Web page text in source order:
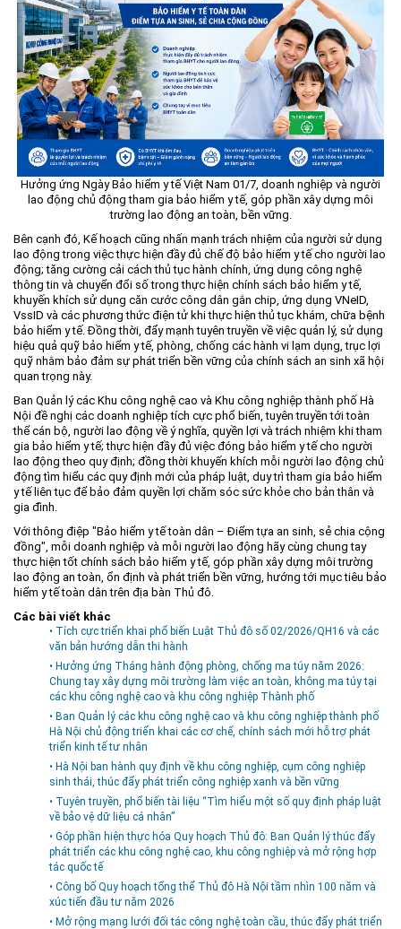
Hưởng ứng Ngày Bảo hiểm y tế Việt Nam 01/7, doanh nghiệp và người
lao động chủ động tham gia bảo hiểm y tế, góp phần xây dựng môi
trường lao động an toàn, bền vững.
Bên cạnh đó, Kế hoạch cũng nhấn mạnh trách nhiệm của người sử dụng
lao động trong việc thực hiện đầy đủ chế độ bảo hiểm y tế cho người lao
động; tăng cường cải cách thủ tục hành chính, ứng dụng công nghệ
thông tin và chuyển đổi số trong thực hiện chính sách bảo hiểm y tế,
khuyến khích sử dụng căn cước công dân gắn chip, ứng dụng VNeID,
VssID và các phương thức điện tử khi thực hiện thủ tục khám, chữa bệnh
bảo hiểm y tế. Đồng thời, đẩy mạnh tuyên truyền về việc quản lý, sử dụng
hiệu quả quỹ bảo hiểm y tế, phòng, chống các hành vi lạm dụng, trục lợi
quỹ nhằm bảo đảm sự phát triển bền vững của chính sách an sinh xã hội
quan trọng này.
Ban Quản lý các Khu công nghệ cao và Khu công nghiệp thành phố Hà
Nội đề nghị các doanh nghiệp tích cực phổ biến, tuyên truyền tới toàn
thể cán bộ, người lao động về ý nghĩa, quyền lợi và trách nhiệm khi tham
gia bảo hiểm y tế; thực hiện đầy đủ việc đóng bảo hiểm y tế cho người
lao động theo quy định; đồng thời khuyến khích mỗi người lao động chủ
động tìm hiểu các quy định mới của pháp luật, duy trì tham gia bảo hiểm
y tế liên tục để bảo đảm quyền lợi chăm sóc sức khỏe cho bản thân và
gia đình.
Với thông điệp "Bảo hiểm y tế toàn dân – Điểm tựa an sinh, sẻ chia cộng
đồng", mỗi doanh nghiệp và mỗi người lao động hãy cùng chung tay
thực hiện tốt chính sách bảo hiểm y tế, góp phần xây dựng môi trường
lao động an toàn, ổn định và phát triển bền vững, hướng tới mục tiêu bảo
hiểm y tế toàn dân trên địa bàn Thủ đô.
Các bài viết khác
• Tích cực triển khai phổ biến Luật Thủ đô số 02/2026/QH16 và các
văn bản hướng dẫn thi hành
• Hưởng ứng Tháng hành động phòng, chống ma túy năm 2026:
Chung tay xây dựng môi trường làm việc an toàn, không ma túy tại
các khu công nghệ cao và khu công nghiệp Thành phố
• Ban Quản lý các khu công nghệ cao và khu công nghiệp thành phố
Hà Nội chủ động triển khai các cơ chế, chính sách mới hỗ trợ phát
triển kinh tế tư nhân
• Hà Nội ban hành quy định về khu công nghiệp, cụm công nghiệp
sinh thái, thúc đẩy phát triển công nghiệp xanh và bền vững
• Tuyên truyền, phổ biến tài liệu “Tìm hiểu một số quy định pháp luật
về bảo vệ dữ liệu cá nhân”
• Góp phần hiện thực hóa Quy hoạch Thủ đô: Ban Quản lý thúc đẩy
phát triển các khu công nghệ cao, khu công nghiệp và mở rộng hợp
tác quốc tế
• Công bố Quy hoạch tổng thể Thủ đô Hà Nội tầm nhìn 100 năm và
xúc tiến đầu tư năm 2026
• Mở rộng mạng lưới đối tác công nghệ toàn cầu, thúc đẩy phát triển